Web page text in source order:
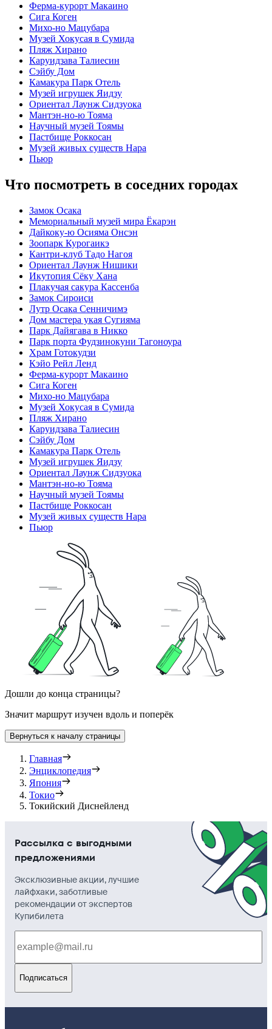
Ферма-курорт Макаино
Сига Коген
Михо-но Мацубара
Музей Хокусая в Сумида
Пляж Хирано
Каруидзава Талиесин
Сэйбу Дом
Камакура Парк Отель
Музей игрушек Яидзу
Ориентал Лаунж Сидзуока
Мантэн-но-ю Тояма
Научный музей Тоямы
Пастбище Роккосан
Музей живых существ Нара
Пьюр
Что посмотреть в соседних городах
Замок Осака
Мемориальный музей мира Ёкарэн
Дайкоку-ю Осияма Онсэн
Зоопарк Курогаикэ
Кантри-клуб Тадо Нагоя
Ориентал Лаунж Нишики
Икутопия Сёку Хана
Плакучая сакура Кассенба
Замок Сироиси
Лутр Осака Сенничимэ
Дом мастера укая Сугияма
Парк Дайягава в Никко
Парк порта Фудзинокуни Тагоноура
Храм Готокудзи
Кэйо Рейл Ленд
Ферма-курорт Макаино
Сига Коген
Михо-но Мацубара
Музей Хокусая в Сумида
Пляж Хирано
Каруидзава Талиесин
Сэйбу Дом
Камакура Парк Отель
Музей игрушек Яидзу
Ориентал Лаунж Сидзуока
Мантэн-но-ю Тояма
Научный музей Тоямы
Пастбище Роккосан
Музей живых существ Нара
Пьюр
Дошли до конца страницы?
Значит маршрут изучен вдоль и поперёк
Вернуться к началу страницы
Главная
Энциклопедия
Япония
Токио
Токийский Диснейленд
Рассылка с выгодными
предложениями
Эксклюзивные акции, лучшие
лайфхаки, заботливые
рекомендации от экспертов
Купибилета
Подписаться